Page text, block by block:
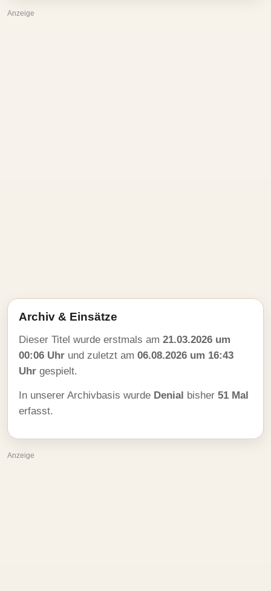
Anzeige
Archiv & Einsätze
Dieser Titel wurde erstmals am 21.03.2026 um
00:06 Uhr und zuletzt am 06.08.2026 um 16:43
Uhr gespielt.
In unserer Archivbasis wurde Denial bisher 51 Mal
erfasst.
Anzeige